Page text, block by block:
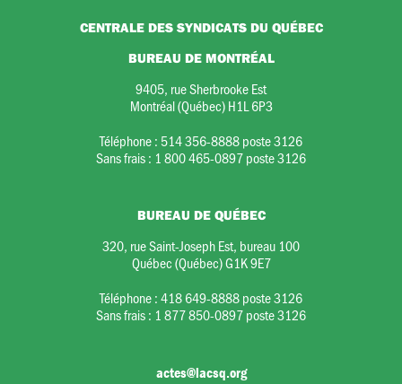
CENTRALE DES SYNDICATS DU QUÉBEC
BUREAU DE MONTRÉAL
9405, rue Sherbrooke Est
Montréal (Québec) H1L 6P3
Téléphone : 514 356-8888 poste 3126
Sans frais : 1 800 465-0897 poste 3126
BUREAU DE QUÉBEC
320, rue Saint-Joseph Est, bureau 100
Québec (Québec) G1K 9E7
Téléphone :418 649-8888 poste 3126
Sans frais : 1 877 850-0897 poste 3126
actes@lacsq.org